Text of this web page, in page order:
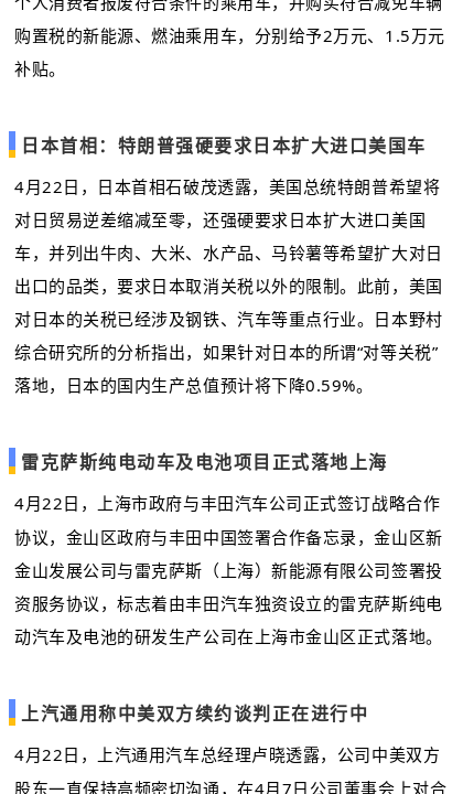
购置税的新能源、燃油乘用车，分别给予2万元、1.5万元
补贴。
日本首相：特朗普强硬要求日本扩大进口美国车
4月22日，日本首相石破茂透露，美国总统特朗普希望将
对日贸易逆差缩减至零，还强硬要求日本扩大进口美国
车，并列出牛肉、大米、水产品、马铃薯等希望扩大对日
出口的品类，要求日本取消关税以外的限制。此前，美国
对日本的关税已经涉及钢铁、汽车等重点行业。日本野村
综合研究所的分析指出，如果针对日本的所谓“对等关税”
落地，日本的国内生产总值预计将下降0.59%。
雷克萨斯纯电动车及电池项目正式落地上海
4月22日，上海市政府与丰田汽车公司正式签订战略合作
协议，金山区政府与丰田中国签署合作备忘录，金山区新
金山发展公司与雷克萨斯（上海）新能源有限公司签署投
资服务协议，标志着由丰田汽车独资设立的雷克萨斯纯电
动汽车及电池的研发生产公司在上海市金山区正式落地。
上汽通用称中美双方续约谈判正在进行中
4月22日，上汽通用汽车总经理卢晓透露，公司中美双方
股东一直保持高频密切沟通，在4月7日公司董事会上对合